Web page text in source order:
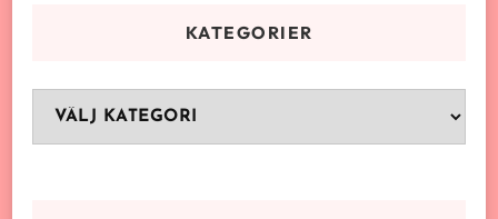
KATEGORIER
Kategorier